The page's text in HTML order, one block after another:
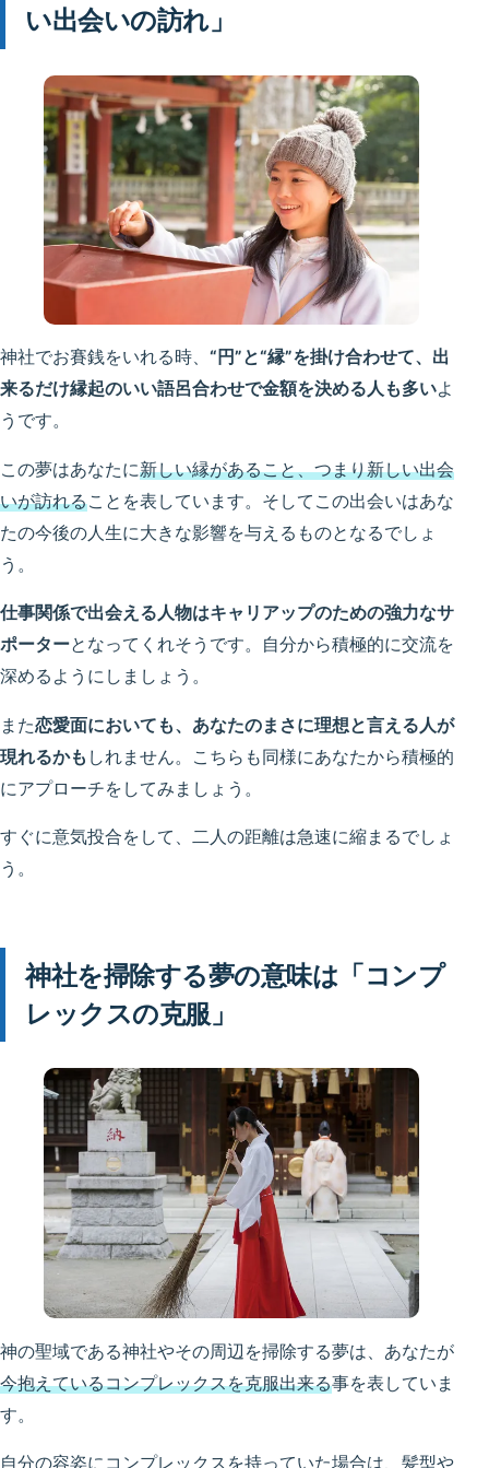
い出会いの訪れ」
神社でお賽銭をいれる時、 “円”と“縁”を掛け合わせて、出
来るだけ縁起のいい語呂合わせで金額を決める人も多いよ
うです。
この夢はあなたに新しい縁があること、つまり新しい出会
いが訪れることを表しています。そしてこの出会いはあな
たの今後の人生に大きな影響を与えるものとなるでしょ
う。
仕事関係で出会える人物はキャリアップのための強力なサ
ポーターとなってくれそうです。自分から積極的に交流を
深めるようにしましょう。
また恋愛面においても、あなたのまさに理想と言える人が
現れるかも しれません。こちらも同様にあなたから積極的
にアプローチをしてみましょう。
すぐに意気投合をして、二人の距離は急速に縮まるでしょ
う。
神社を掃除する夢の意味は「コンプ
レックスの克服」
神の聖域である神社やその周辺を掃除する夢は、あなたが
今抱えているコンプレックスを克服出来る事を表していま
す。
自分の容姿にコンプレックスを持っていた場合は、髪型や